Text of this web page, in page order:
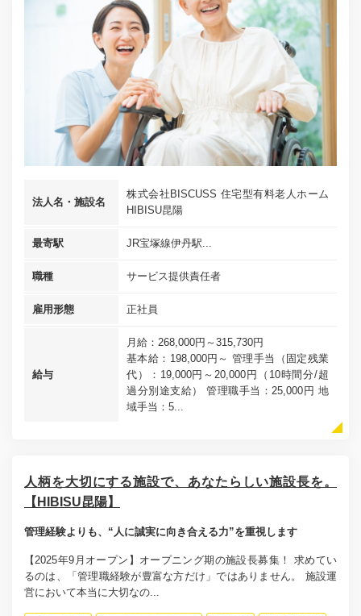
法人名・施設名
株式会社BISCUSS 住宅型有料老人ホーム
HIBISU昆陽
最寄駅 JR宝塚線伊丹駅...
職種 サービス提供責任者
雇用形態 正社員
給与
月給：268,000円～315,730円
基本給：198,000円～ 管理手当（固定残業
代）：19,000円～20,000円（10時間分/超
過分別途支給） 管理職手当：25,000円 地
域手当：5...
人柄を大切にする施設で、あなたらしい施設長を。
【HIBISU昆陽】
管理経験よりも、“人に誠実に向き合える力”を重視します
【2025年9月オープン】オープニング期の施設長募集！ 求めてい
るのは、「管理職経験が豊富な方だけ」ではありません。 施設運
営において本当に大切なの...